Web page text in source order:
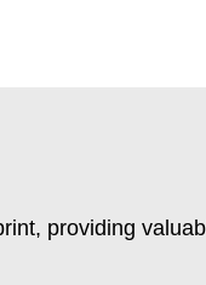
providing